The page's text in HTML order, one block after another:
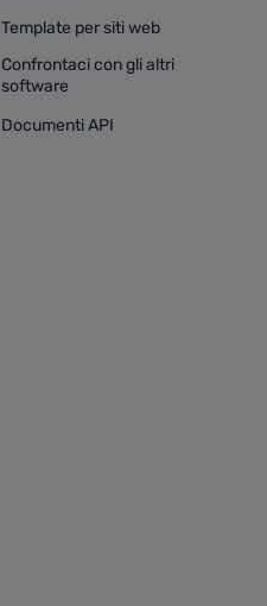
Template per siti web
Confrontaci con gli altri
software
Documenti API